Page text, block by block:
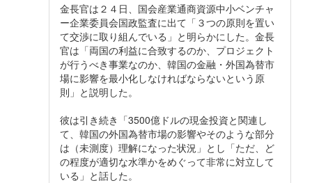
金長官は２４日、国会産業通商資源中小ベンチャ
ー企業委員会国政監査に出て「３つの原則を置い
て交渉に取り組んでいる」と明らかにした。金長
官は「両国の利益に合致するのか、プロジェクト
が行うべき事業なのか、韓国の金融・外国為替市
場に影響を最小化しなければならないという原
則」と説明した。
彼は引き続き「3500億ドルの現金投資と関連し
て、韓国の外国為替市場の影響やそのような部分
は（未測度）理解になった状況」とし「ただ、ど
の程度が適切な水準かをめぐって非常に対立して
いる」と話した。